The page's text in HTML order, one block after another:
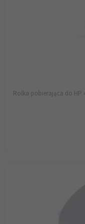
Rolka pobierająca do HP